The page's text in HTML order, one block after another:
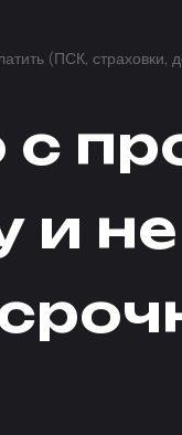
(ПСК, страховки,